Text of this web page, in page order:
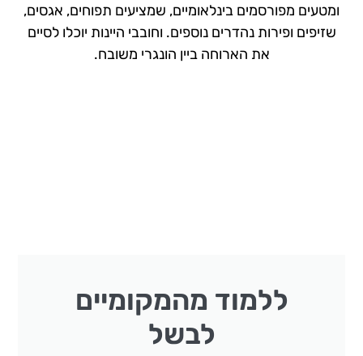
ומטעים מפורסמים בינלאומיים, שמציעים תפוחים, אגסים,
שזיפים ופירות נהדרים נוספים. וחובבי היינות יוכלו לסיים
את הארוחה ביין הונגרי משובח.
ללמוד מהמקומיים
לבשל